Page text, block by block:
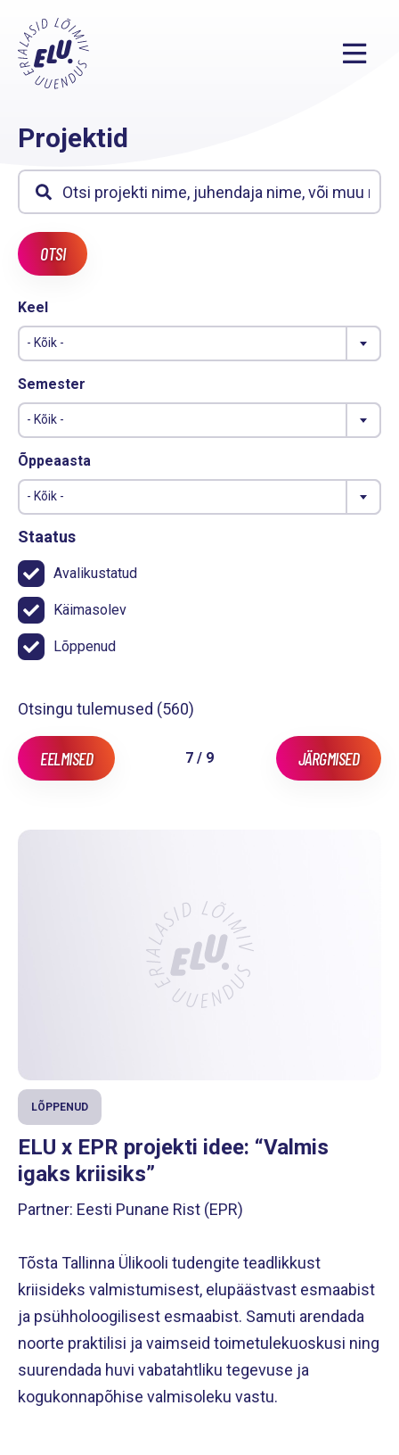
Projektid
Keel
- Kõik -
Semester
- Kõik -
Õppeaasta
- Kõik -
Staatus
Avalikustatud
Käimasolev
Lõppenud
Otsingu tulemused (560)
EELMISED 7 / 9 JÄRGMISED
LÕPPENUD
ELU x EPR projekti idee: “Valmis
igaks kriisiks”
Partner: Eesti Punane Rist (EPR)
Tõsta Tallinna Ülikooli tudengite teadlikkust
kriisideks valmistumisest, elupäästvast esmaabist
ja psühholoogilisest esmaabist. Samuti arendada
noorte praktilisi ja vaimseid toimetulekuoskusi ning
suurendada huvi vabatahtliku tegevuse ja
kogukonnapõhise valmisoleku vastu.